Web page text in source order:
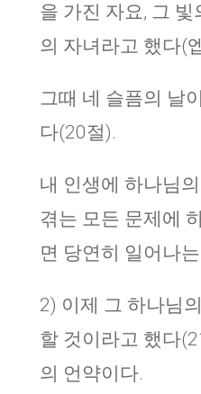
을 가진 자요, 그
의 자녀라고 했다(
그때 네 슬픔의 날
다(20절).
내 인생에 하나님
겪는 모든 문제에
면 당연히 일어나
2) 이제 그 하나님
할 것이라고 했다
의 언약이다.